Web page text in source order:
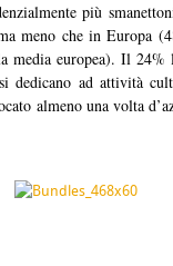
più
meno che in Europa
media europea). Il
dedicano ad attività
almeno una volta